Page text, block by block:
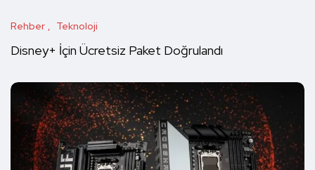
Rehber Teknoloji
Disney+ İçin Ücretsiz Paket Doğrulandı